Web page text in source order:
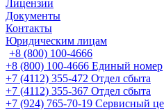
Лицензии
Документы
Контакты
Юридическим лицам
+8 (800) 100-4666
+8 (800) 100-4666 Единый номер
+7 (4112) 355-472 Отдел сбыта
+7 (4112) 355-367 Отдел сбыта
+7 (924) 765-70-19 Сервисный